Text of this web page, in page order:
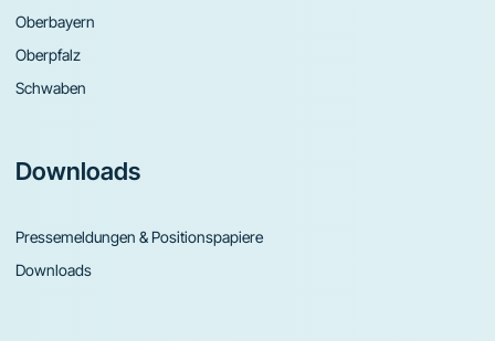
Oberbayern
Oberpfalz
Schwaben
Downloads
Pressemeldungen & Positionspapiere
Downloads